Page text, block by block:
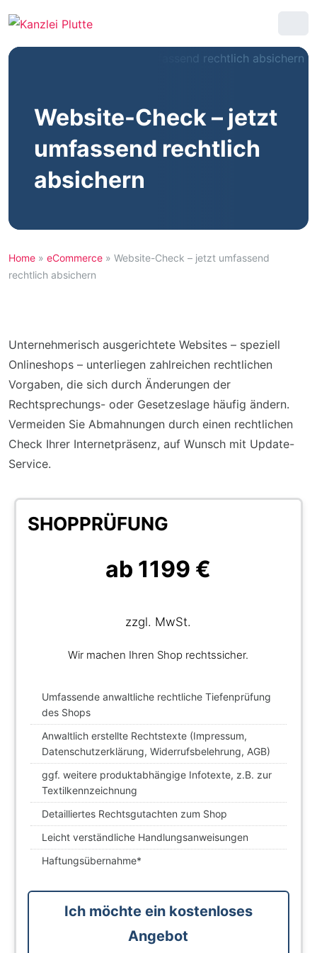
Website-Check – jetzt
umfassend rechtlich
absichern
Home » eCommerce » Website-Check – jetzt umfassend
rechtlich absichern
Unternehmerisch ausgerichtete Websites – speziell
Onlineshops – unterliegen zahlreichen rechtlichen
Vorgaben, die sich durch Änderungen der
Rechtsprechungs- oder Gesetzeslage häufig ändern.
Vermeiden Sie Abmahnungen durch einen rechtlichen
Check Ihrer Internetpräsenz, auf Wunsch mit Update-
Service.
SHOPPRÜFUNG
ab 1199 €
zzgl. MwSt.
Wir machen Ihren Shop rechtssicher.
Umfassende anwaltliche rechtliche Tiefenprüfung
des Shops
Anwaltlich erstellte Rechtstexte (Impressum,
Datenschutzerklärung, Widerrufsbelehrung, AGB)
ggf. weitere produktabhängige Infotexte, z.B. zur
Textilkennzeichnung
Detailliertes Rechtsgutachten zum Shop
Leicht verständliche Handlungsanweisungen
Haftungsübernahme*
Ich möchte ein kostenloses
Angebot